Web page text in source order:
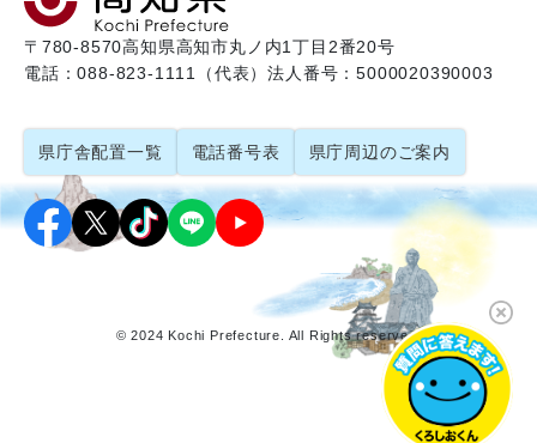
〒780-8570高知県高知市丸ノ内1丁目2番20号
電話：088-823-1111（代表）法人番号：5000020390003
県庁舎配置一覧 電話番号表 県庁周辺のご案内
© 2024 Kochi Prefecture. All Rights reserved.